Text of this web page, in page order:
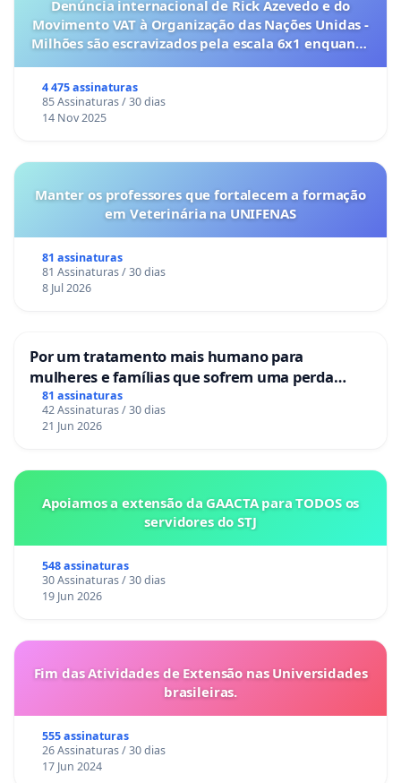
Denúncia internacional de Rick Azevedo e do
Movimento VAT à Organização das Nações Unidas -
Milhões são escravizados pela escala 6x1 enquanto
4 475 assinaturas
85 Assinaturas / 30 dias
14 Nov 2025
Manter os professores que fortalecem a formação
em Veterinária na UNIFENAS
81 assinaturas
81 Assinaturas / 30 dias
8 Jul 2026
Por um tratamento mais humano para
mulheres e famílias que sofrem uma perda
gestacional nos hospitais portugueses
81 assinaturas
42 Assinaturas / 30 dias
21 Jun 2026
Apoiamos a extensão da GAACTA para TODOS os
servidores do STJ
548 assinaturas
30 Assinaturas / 30 dias
19 Jun 2026
Fim das Atividades de Extensão nas Universidades
brasileiras.
555 assinaturas
26 Assinaturas / 30 dias
17 Jun 2024